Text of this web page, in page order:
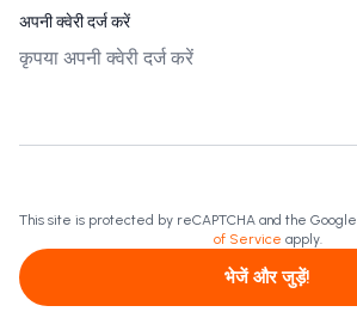
अपनी क्वेरी दर्ज करें
This site is protected by reCAPTCHA and the Google
of Service apply.
भेजें और जुड़ें!